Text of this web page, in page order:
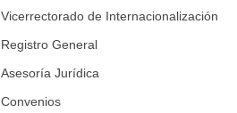
Vicerrectorado de Internacionalización
Registro General
Asesoría Jurídica
Convenios